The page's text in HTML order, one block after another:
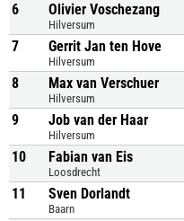
6 Olivier Voschezang
Hilversum
7 Gerrit Jan ten Hove
Hilversum
8 Max van Verschuer
Hilversum
9 Job van der Haar
Hilversum
10 Fabian van Eis
Loosdrecht
11 Sven Dorlandt
Baarn